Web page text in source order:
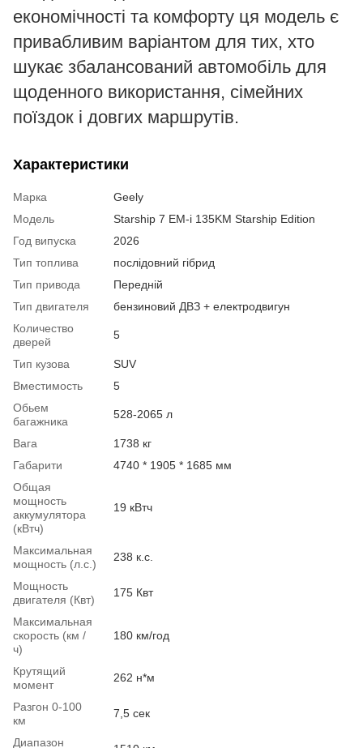
економічності та комфорту ця модель є
привабливим варіантом для тих, хто
шукає збалансований автомобіль для
щоденного використання, сімейних
поїздок і довгих маршрутів.
Характеристики
Марка
Geely
Модель
Starship 7 EM-i 135KM Starship Edition
Год випуска
2026
Тип топлива
послідовний гібрид
Тип привода
Передній
Тип двигателя
бензиновий ДВЗ + електродвигун
Количество
дверей
5
Тип кузова
SUV
Вместимость
5
Обьем
багажника
528-2065 л
Вага
1738 кг
Габарити
4740 * 1905 * 1685 мм
Общая
мощность
аккумулятора
(кВтч)
19 кВтч
Максимальная
мощность (л.с.)
238 к.с.
Мощность
двигателя (Квт)
175 Квт
Максимальная
скорость (км /
ч)
180 км/год
Крутящий
момент
262 н*м
Разгон 0-100
км
7,5 сек
Диапазон